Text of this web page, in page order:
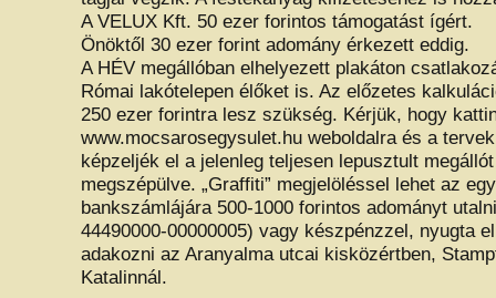
A VELUX Kft. 50 ezer forintos támogatást ígért.
Önöktől 30 ezer forint adomány érkezett eddig.
A HÉV megállóban elhelyezett plakáton
Római lakótelepen élőket is. Az előzetes
250 ezer forintra lesz szükség. Kérjük, hogy
www.mocsarosegysulet.hu weboldalra és a
képzeljék el a jelenleg teljesen lepusztult megállót
megszépülve. „Graffiti” megjelöléssel lehet az
bankszámlájára 500-1000 forintos adományt
44490000-00000005) vagy készpénzzel, nyugta
adakozni az Aranyalma utcai kisközértben,
Katalinnál.